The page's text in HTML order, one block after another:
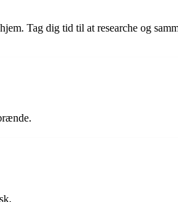
Tag dig tid til at researche og